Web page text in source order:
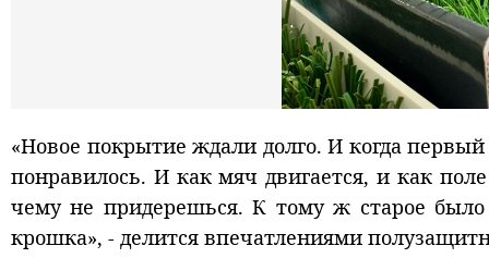
«Новое покрытие ждали долго. И когда
понравилось. И как мяч двигается, и как
чему не придерешься. К тому ж старое
крошка», - делится впечатлениями